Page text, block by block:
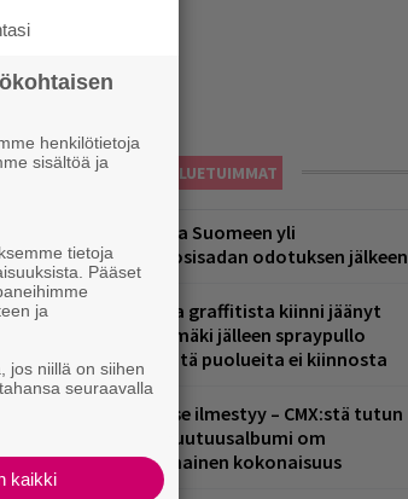
LUETUIMMAT
Weezer palaa Suomeen yli
neljännesvuosisadan odotuksen jälkeen
Laittomasta graffitista kiinni jäänyt
Paavo Arhinmäki jälleen spraypullo
kädessä – näitä puolueita ei kiinnosta
Huomenna se ilmestyy – CMX:stä tutun
A.W. Yrjänän uutuusalbumi om
mammuttimainen kokonaisuus
henkilötietoja
sisältöä ja
tietoja
Pääset
ja
jos niillä on siihen
seuraavalla
kaikki